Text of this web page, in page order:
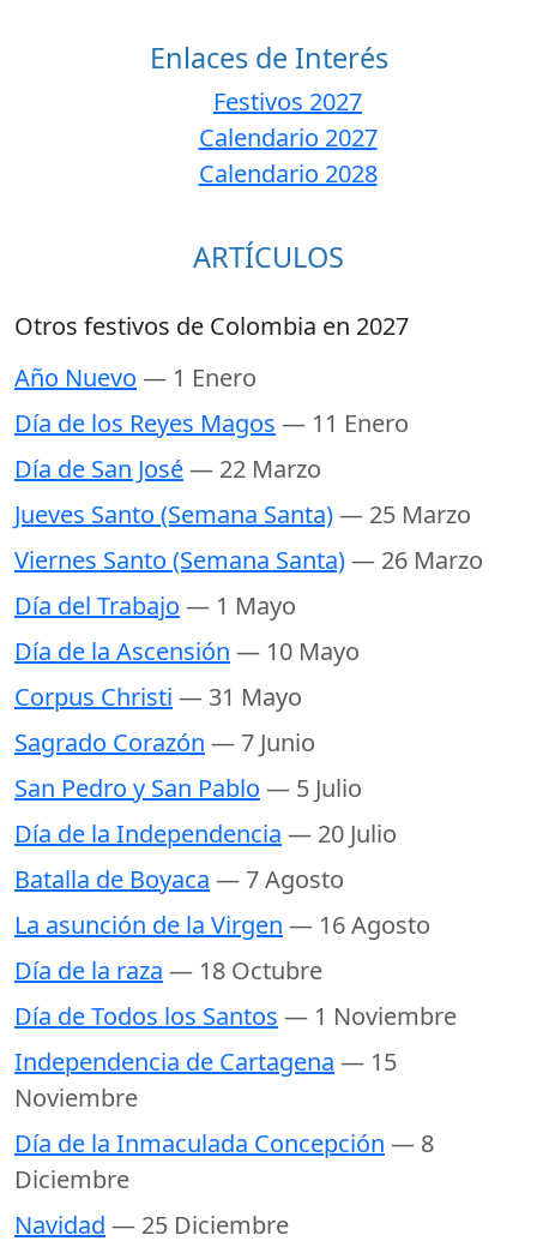
Enlaces de Interés
Festivos 2027
Calendario 2027
Calendario 2028
ARTÍCULOS
Otros festivos de Colombia en 2027
Año Nuevo — 1 Enero
Día de los Reyes Magos — 11 Enero
Día de San José— 22 Marzo
Jueves Santo (Semana Santa)— 25 Marzo
Viernes Santo (Semana Santa)— 26 Marzo
Día del Trabajo — 1 Mayo
Día de la Ascensión — 10 Mayo
Corpus Christi — 31 Mayo
Sagrado Corazón — 7 Junio
San Pedro y San Pablo — 5 Julio
Día de la Independencia — 20 Julio
Batalla de Boyaca — 7 Agosto
La asunción de la Virgen — 16 Agosto
Día de la raza — 18 Octubre
Día de Todos los Santos — 1 Noviembre
Independencia de Cartagena — 15
Noviembre
Día de la Inmaculada Concepción — 8
Diciembre
Navidad — 25 Diciembre